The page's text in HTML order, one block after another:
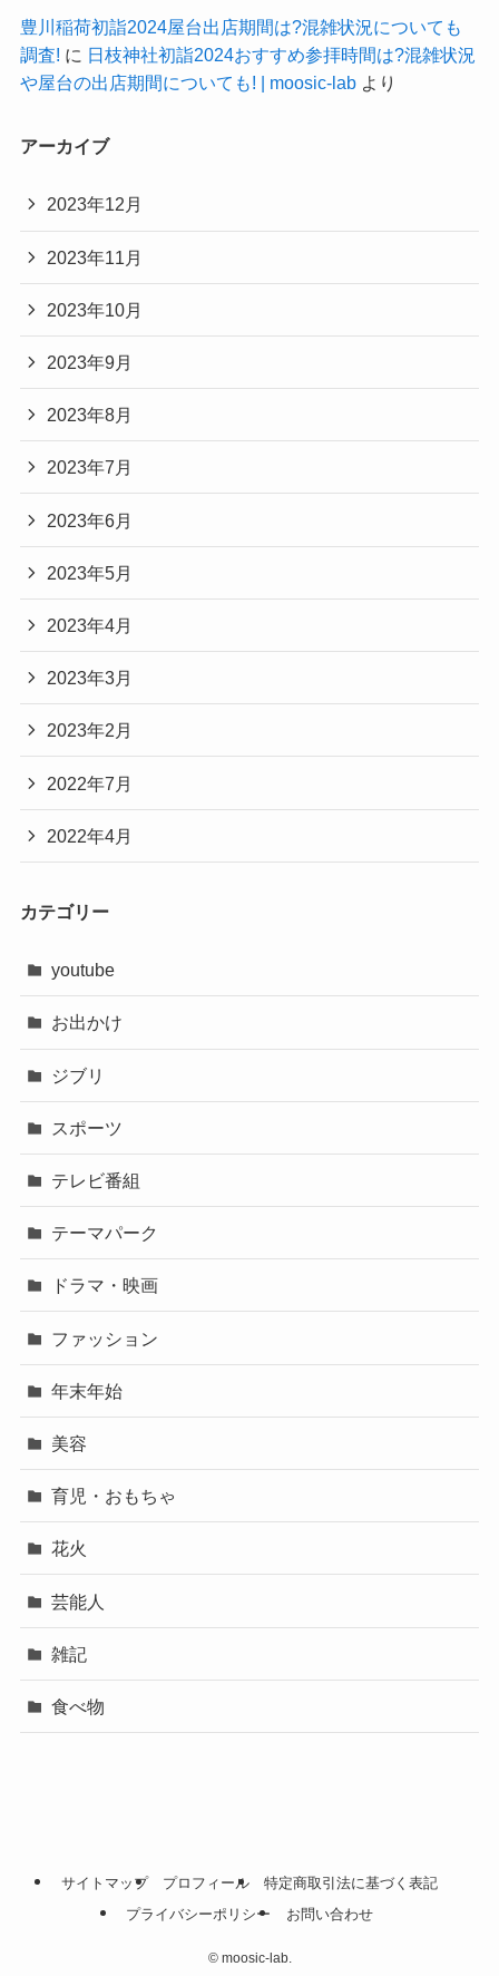
豊川稲荷初詣2024屋台出店期間は?混雑状況についても
調査! に 日枝神社初詣2024おすすめ参拝時間は?混雑状況
や屋台の出店期間についても! | moosic-labより
アーカイブ
2023年12月
2023年11月
2023年10月
2023年9月
2023年8月
2023年7月
2023年6月
2023年5月
2023年4月
2023年3月
2023年2月
2022年7月
2022年4月
カテゴリー
youtube
お出かけ
ジブリ
スポーツ
テレビ番組
テーマパーク
ドラマ・映画
ファッション
年末年始
美容
育児・おもちゃ
花火
芸能人
雑記
食べ物
サイトマップ プロフィール
特定商取引法に基づく表記
プライバシーポリシー
お問い合わせ
©moosic-lab.